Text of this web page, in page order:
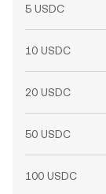
5 USDC
10 USDC
20 USDC
50 USDC
100 USDC